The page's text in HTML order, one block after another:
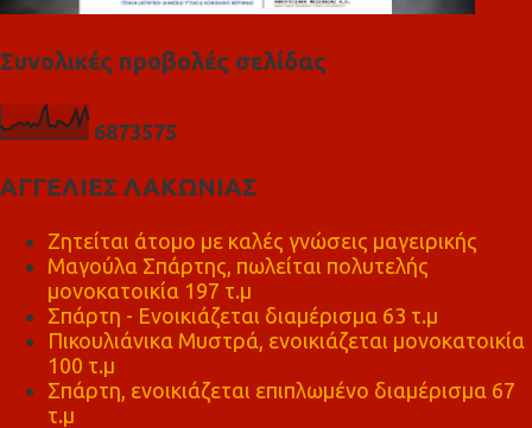
Συνολικές προβολές σελίδας
6873575
ΑΓΓΕΛΙΕΣ ΛΑΚΩΝΙΑΣ
Ζητείται άτομο με καλές γνώσεις μαγειρικής
Μαγούλα Σπάρτης, πωλείται πολυτελής
μονοκατοικία 197 τ.μ
Σπάρτη - Ενοικιάζεται διαμέρισμα 63 τ.μ
Πικουλιάνικα Μυστρά, ενοικιάζεται μονοκατοικία
100 τ.μ
Σπάρτη, ενοικιάζεται επιπλωμένο διαμέρισμα 67
τ.μ